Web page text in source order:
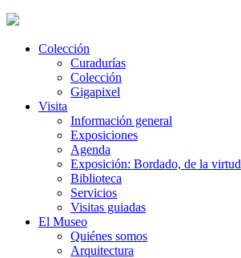
Colección
Curadurías
Colección
Gigapixel
Visita
Información general
Exposiciones
Agenda
Exposición: Bordado, de la virtud
Biblioteca
Servicios
Visitas guiadas
El Museo
Quiénes somos
Arquitectura